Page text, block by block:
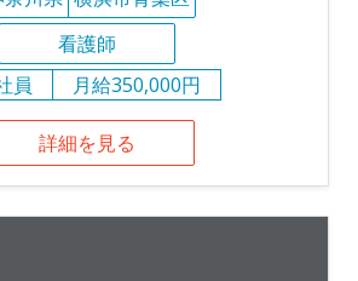
看護師
員
月給350,000円
詳細を見る